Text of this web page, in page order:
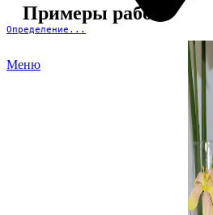
Определение...
Меню
Примеры работ